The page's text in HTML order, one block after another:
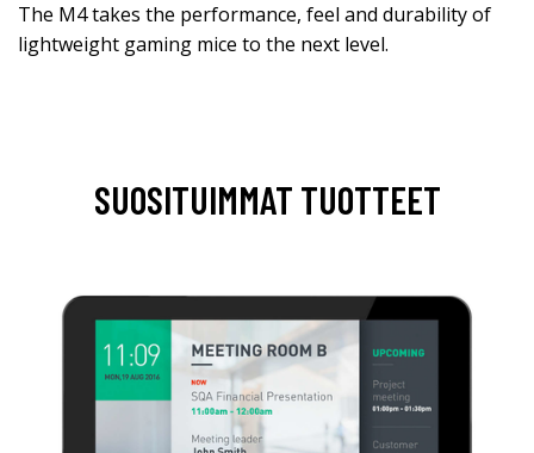
The M4 takes the performance, feel and durability of
lightweight gaming mice to the next level.
SUOSITUIMMAT TUOTTEET